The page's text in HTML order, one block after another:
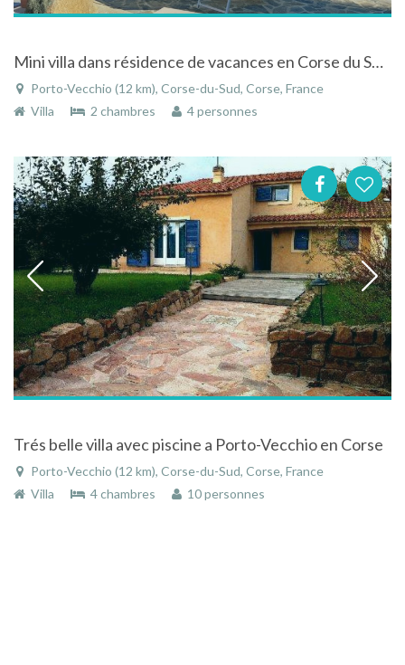
Mini villa dans résidence de vacances en Corse du Sud à Porto Vecchio avec piscine et vue mer
Porto-Vecchio (12 km), Corse-du-Sud, Corse, France
Villa
2 chambres 4 personnes
Trés belle villa avec piscine a Porto-Vecchio en Corse
Porto-Vecchio (12 km), Corse-du-Sud, Corse, France
Villa
4 chambres 10 personnes